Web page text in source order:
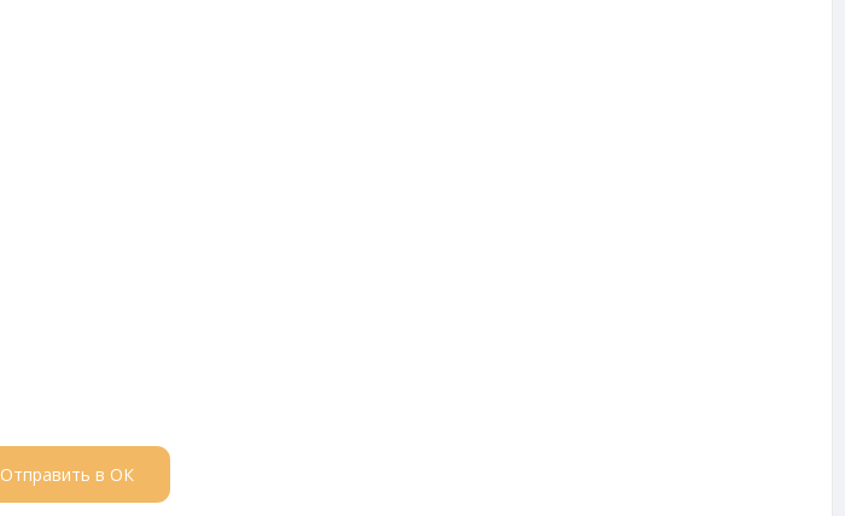
Отправить в ОК